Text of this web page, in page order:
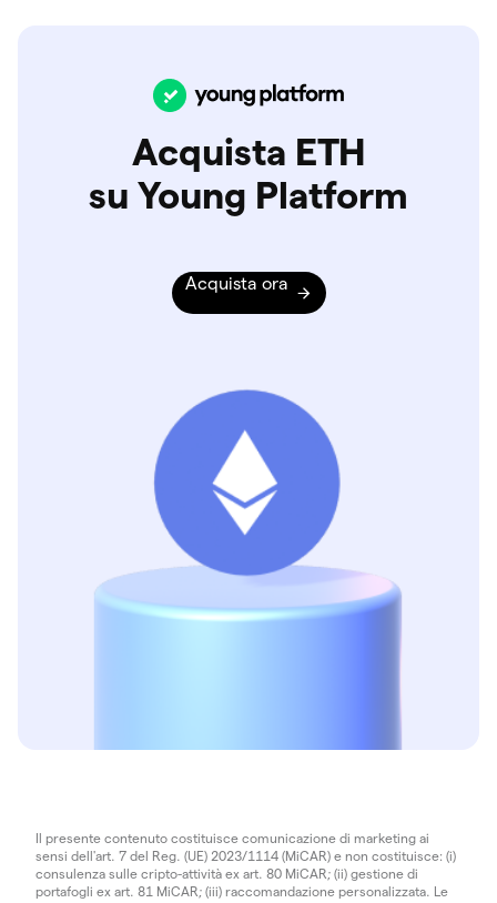
Acquista ETH
su Young Platform
Acquista ora
Il presente contenuto costituisce comunicazione di marketing ai
sensi dell'art. 7 del Reg. (UE) 2023/1114 (MiCAR) e non costituisce: (i)
consulenza sulle cripto-attività ex art. 80 MiCAR; (ii) gestione di
portafogli ex art. 81 MiCAR; (iii) raccomandazione personalizzata. Le